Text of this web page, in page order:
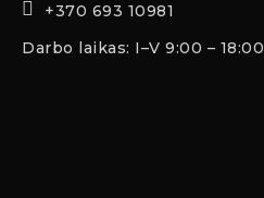
+370 693 10981
Darbo laikas: I–V 9:00 – 18:00